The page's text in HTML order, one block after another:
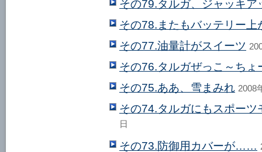
その79.タルガ、ジャッキ
その78.またもバッテリー上
その77.油量計がスイーツ
その76.タルガぜっこ～ちょ
その75.ああ、雪まみれ 2008
その74.タルガにもスポー
日
その73.防御用カバーが……